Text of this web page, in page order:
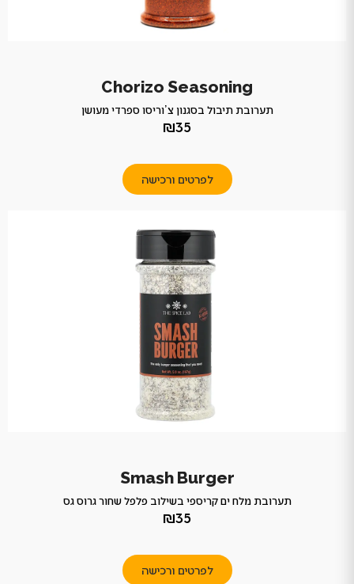
Chorizo Seasoning
תערובת תיבול בסגנון צ’וריסו ספרדי מעושן
₪35
לפרטים ורכישה
Smash Burger
תערובת מלח ים קריספי בשילוב פלפל שחור גרוס גס
₪35
לפרטים ורכישה